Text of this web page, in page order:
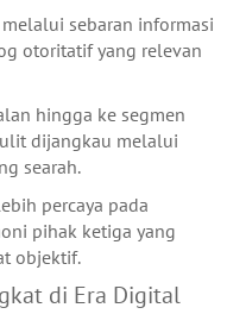
sebaran informasi
otoritatif yang relevan
hingga ke segmen
dijangkau melalui
searah.
percaya pada
pihak ketiga yang
objektif.
di Era Digital